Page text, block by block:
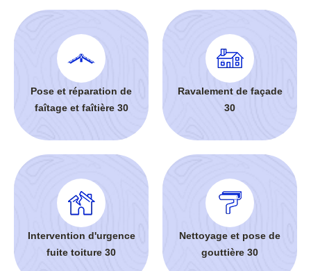
Pose et réparation de
faîtage et faîtière 30
Ravalement de façade
30
Intervention d'urgence
fuite toiture 30
Nettoyage et pose de
gouttière 30